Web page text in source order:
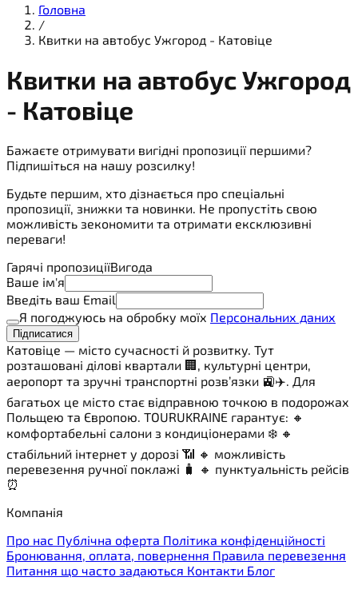
Головна
/
Квитки на автобус Ужгород - Катовіце
Квитки на автобусУжгород
- Катовіце
Бажаєте отримувати вигідні пропозиції першими?
Підпишіться на нашу розсилку!
Будьте першим, хто дізнається про спеціальні
пропозиції, знижки та новинки. Не пропустіть свою
можливість зекономити та отримати ексклюзивні
переваги!
Гарячі пропозиціїВигода
Ваше ім'я
Введіть ваш Email
Я погоджуюсь на обробку моїх Персональних даних
Підписатися
Катовіце — місто сучасності й розвитку. Тут
розташовані ділові квартали 🏢, культурні центри,
аеропорт та зручні транспортні розв’язки 🚉✈️. Для
багатьох це місто стає відправною точкою в подорожах
Польщею та Європою. TOURUKRAINE гарантує: 🔸
комфортабельні салони з кондиціонерами ❄️ 🔸
стабільний інтернет у дорозі 📶 🔸 можливість
перевезення ручної поклажі 🧳 🔸 пунктуальність рейсів
⏰
Компанія
Про нас Публічна оферта Політика конфіденційності
Бронювання, оплата, повернення Правила перевезення
Питання що часто задаються Контакти Блог